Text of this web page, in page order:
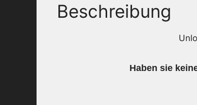
Beschreibung
Haben sie